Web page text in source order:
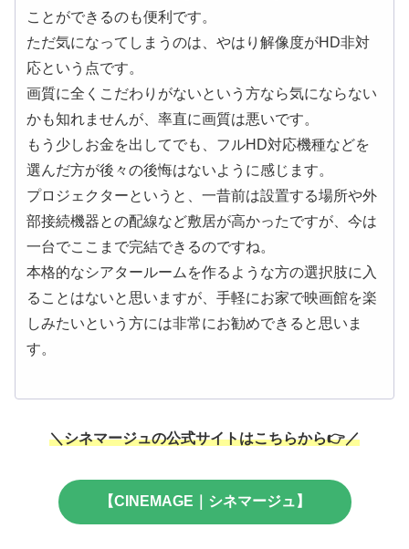
ことができるのも便利です。
ただ気になってしまうのは、やはり解像度がHD非対
応という点です。
画質に全くこだわりがないという方なら気にならない
かも知れませんが、率直に画質は悪いです。
もう少しお金を出してでも、フルHD対応機種などを
選んだ方が後々の後悔はないように感じます。
プロジェクターというと、一昔前は設置する場所や外
部接続機器との配線など敷居が高かったですが、今は
一台でここまで完結できるのですね。
本格的なシアタールームを作るような方の選択肢に入
ることはないと思いますが、手軽にお家で映画館を楽
しみたいという方には非常にお勧めできると思いま
す。
＼シネマージュの公式サイトはこちらから👉／
【CINEMAGE｜シネマージュ】